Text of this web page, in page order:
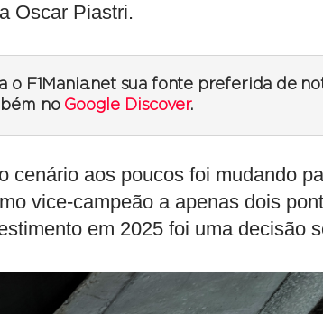
Oscar Piastri.
o F1Mania.net sua fonte preferida de
no Google Discover.
cenário aos poucos foi mudando
vice-campeão a apenas dois
em 2025 foi uma decisão